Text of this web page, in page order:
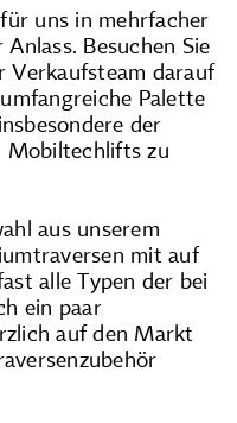
uns in mehrfacher
Besuchen Sie
Verkaufsteam darauf
Palette
der
Mobiltechlifts zu
aus unserem
mit auf
alle Typen der bei
ein paar
auf den Markt